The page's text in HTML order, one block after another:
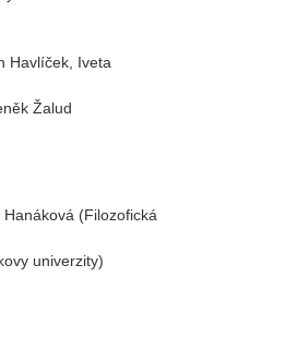
Havlíček, Iveta
Žalud
Hanáková (Filozofická
univerzity)